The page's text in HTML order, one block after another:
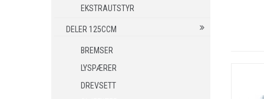
REKVISITA
STØRRELSE GUIDE
EKSTRAUTSTYR
DELER 125CCM
BREMSER
LYSPÆRER
DREVSETT